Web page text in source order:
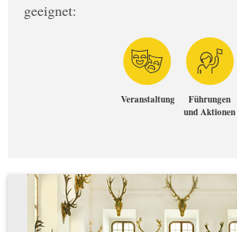
geeignet:
Veranstaltung
Führungen
und Aktionen